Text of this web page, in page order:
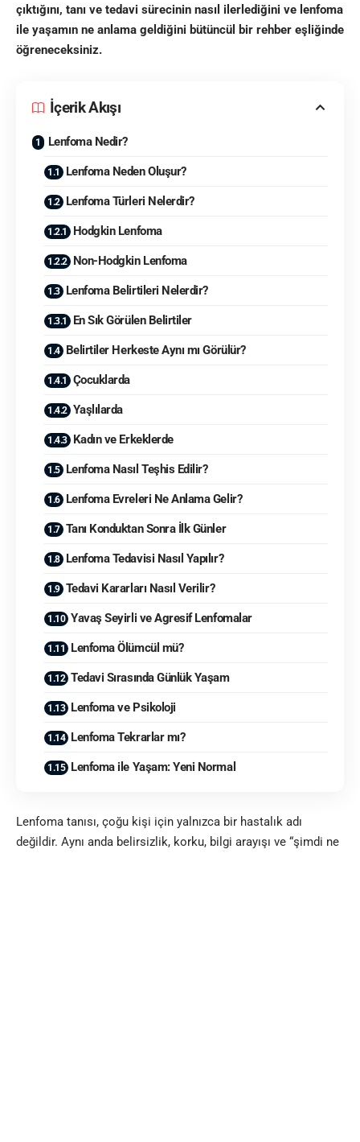
çıktığını, tanı ve tedavi sürecinin nasıl ilerlediğini ve lenfoma
ile yaşamın ne anlama geldiğini bütüncül bir rehber eşliğinde
öğreneceksiniz.
İçerik Akışı
Lenfoma Nedir?
Lenfoma Neden Oluşur?
Lenfoma Türleri Nelerdir?
Hodgkin Lenfoma
Non-Hodgkin Lenfoma
Lenfoma Belirtileri Nelerdir?
En Sık Görülen Belirtiler
Belirtiler Herkeste Aynı mı Görülür?
Çocuklarda
Yaşlılarda
Kadın ve Erkeklerde
Lenfoma Nasıl Teşhis Edilir?
Lenfoma Evreleri Ne Anlama Gelir?
Tanı Konduktan Sonra İlk Günler
Lenfoma Tedavisi Nasıl Yapılır?
Tedavi Kararları Nasıl Verilir?
Yavaş Seyirli ve Agresif Lenfomalar
Lenfoma Ölümcül mü?
Tedavi Sırasında Günlük Yaşam
Lenfoma ve Psikoloji
Lenfoma Tekrarlar mı?
Lenfoma ile Yaşam: Yeni Normal
Lenfoma tanısı, çoğu kişi için yalnızca bir hastalık adı
değildir. Aynı anda belirsizlik, korku, bilgi arayışı ve “şimdi ne